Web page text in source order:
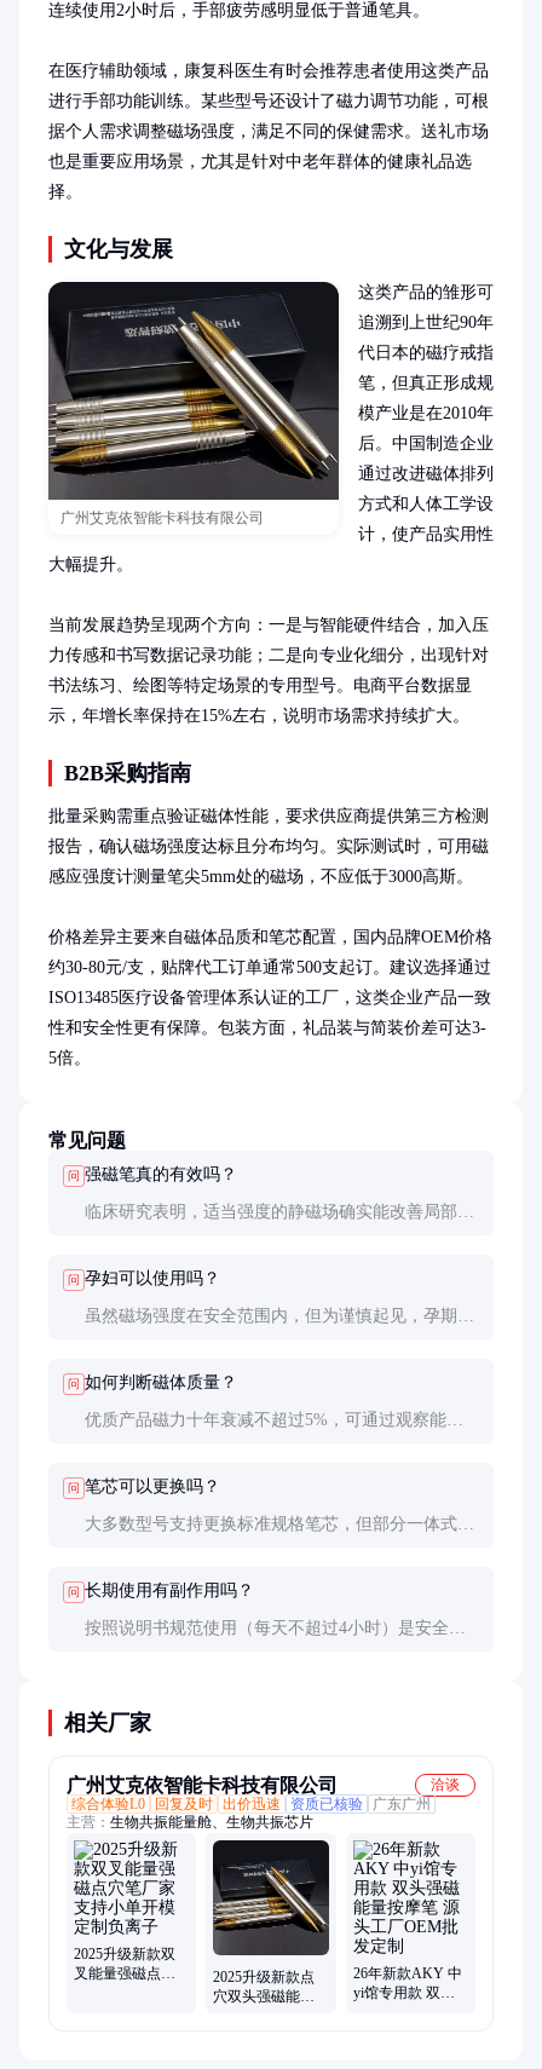
连续使用2小时后，手部疲劳感明显低于普通笔具。
在医疗辅助领域，康复科医生有时会推荐患者使用这类产品
进行手部功能训练。某些型号还设计了磁力调节功能，可根
据个人需求调整磁场强度，满足不同的保健需求。送礼市场
也是重要应用场景，尤其是针对中老年群体的健康礼品选
择。
文化与发展
广州艾克依智能卡科技有限公司
这类产品的雏形可
追溯到上世纪90年
代日本的磁疗戒指
笔，但真正形成规
模产业是在2010年
后。中国制造企业
通过改进磁体排列
方式和人体工学设
计，使产品实用性
大幅提升。
当前发展趋势呈现两个方向：一是与智能硬件结合，加入压
力传感和书写数据记录功能；二是向专业化细分，出现针对
书法练习、绘图等特定场景的专用型号。电商平台数据显
示，年增长率保持在15%左右，说明市场需求持续扩大。
B2B采购指南
批量采购需重点验证磁体性能，要求供应商提供第三方检测
报告，确认磁场强度达标且分布均匀。实际测试时，可用磁
感应强度计测量笔尖5mm处的磁场，不应低于3000高斯。
价格差异主要来自磁体品质和笔芯配置，国内品牌OEM价格
约30-80元/支，贴牌代工订单通常500支起订。建议选择通过
ISO13485医疗设备管理体系认证的工厂，这类企业产品一致
性和安全性更有保障。包装方面，礼品装与简装价差可达3-
5倍。
常见问题
问 强磁笔真的有效吗？
临床研究表明，适当强度的静磁场确实能改善局部血
问 孕妇可以使用吗？
虽然磁场强度在安全范围内，但为谨慎起见，孕期、
问 如何判断磁体质量？
优质产品磁力十年衰减不超过5%，可通过观察能否
问 笔芯可以更换吗？
大多数型号支持更换标准规格笔芯，但部分一体式设
问 长期使用有副作用吗？
按照说明书规范使用（每天不超过4小时）是安全
相关厂家
广州艾克依智能卡科技有限公司
洽谈
综合体验L0
回复及时 出价迅速 资质已核验
广东广州
主营： 生物共振能量舱、生物共振芯片
2025升级新款双
叉能量强磁点穴
2025升级新款点
穴双头强磁能量
26年新款AKY 中
yi馆专用款 双头